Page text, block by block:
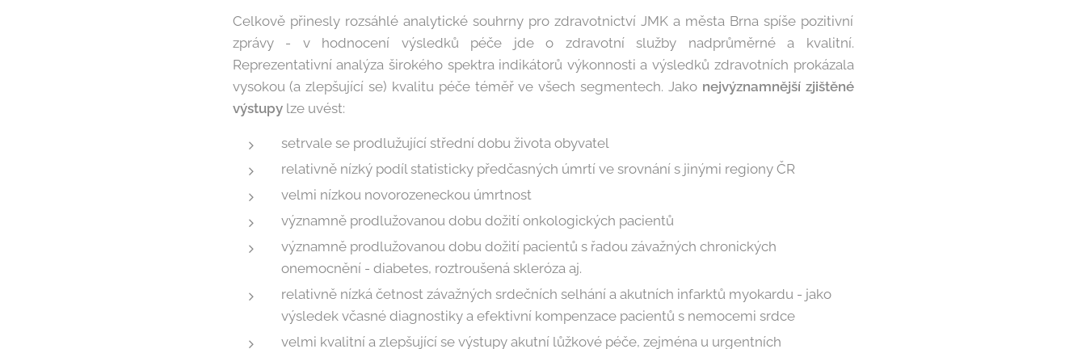
Celkově přinesly rozsáhlé analytické souhrny pro zdravotnictví JMK a města Brna spíše pozitivní
zprávy - v hodnocení výsledků péče jde o zdravotní služby nadprůměrné a kvalitní.
Reprezentativní analýza širokého spektra indikátorů výkonnosti a výsledků zdravotních prokázala
vysokou (a zlepšující se) kvalitu péče téměř ve všech segmentech. Jako nejvýznamnější zjištěné
výstupy lze uvést:
setrvale se prodlužující střední dobu života obyvatel
relativně nízký podíl statisticky předčasných úmrtí ve srovnání s jinými regiony ČR
velmi nízkou novorozeneckou úmrtnost
významně prodlužovanou dobu dožití onkologických pacientů
významně prodlužovanou dobu dožití pacientů s řadou závažných chronických
onemocnění - diabetes, roztroušená skleróza aj.
relativně nízká četnost závažných srdečních selhání a akutních infarktů myokardu - jako
výsledek včasné diagnostiky a efektivní kompenzace pacientů s nemocemi srdce
velmi kvalitní a zlepšující se výstupy akutní lůžkové péče, zejména u urgentních